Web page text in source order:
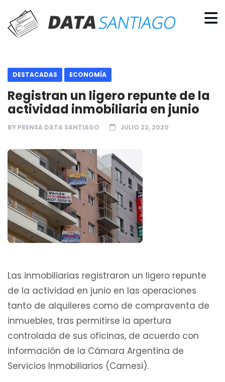
DESTACADAS ECONOMÍA
Registran un ligero repunte de la
actividad inmobiliaria en junio
BY PRENSA DATA SANTIAGO JULIO 22, 2020
Las inmobiliarias registraron un ligero repunte
de la actividad en junio en las operaciones
tanto de alquileres como de compraventa de
inmuebles, tras permitirse la apertura
controlada de sus oficinas, de acuerdo con
información de la Cámara Argentina de
Servicios Inmobiliarios (Camesi).